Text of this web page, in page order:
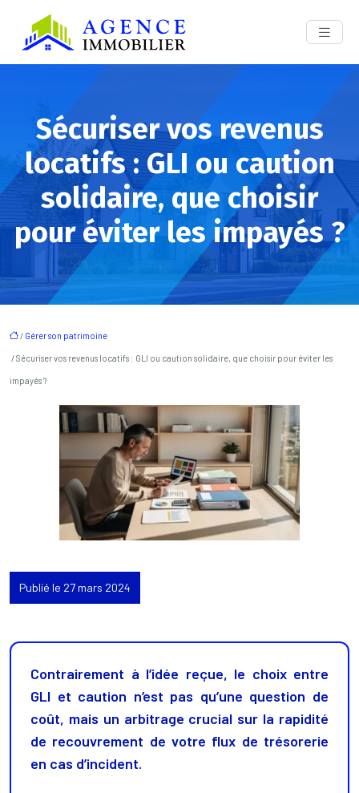
Sécuriser vos revenus
locatifs : GLI ou caution
solidaire, que choisir
pour éviter les impayés ?
/ Gérer son patrimoine
/ Sécuriser vos revenus locatifs : GLI ou caution solidaire, que choisir pour éviter les
impayés ?
Publié le 27 mars 2024
Contrairement à l’idée reçue, le choix entre
GLI et caution n’est pas qu’une question de
coût, mais un arbitrage crucial sur la rapidité
de recouvrement de votre flux de trésorerie
en cas d’incident.